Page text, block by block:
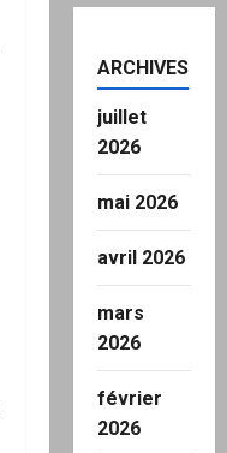
ARCHIVES
juillet
2026
mai 2026
avril 2026
mars
2026
février
2026